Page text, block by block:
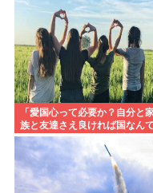
「愛国心って必要か？自分と
族と友達さえ良ければ国なんて
どうでもいいじゃん。近所のコ
ンビニの方がまだ大切だわ」7
いいね